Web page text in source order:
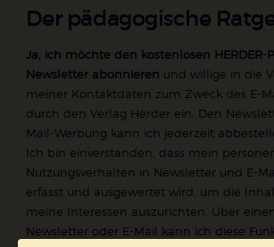
Der pädagogische
Ja, ich möchte den kostenlosen HERDER-
Newsletter abonnieren und willige in die
meiner Kontaktdaten zum Zweck des E-
durch den Verlag Herder ein. Den
Mail-Werbung kann ich jederzeit
Ich bin einverstanden, dass mein
Nutzungsverhalten in Newsletter und E-
erfasst und ausgewertet wird, um die
meine Interessen auszurichten. Über
Newsletter oder E-Mail kann ich diese